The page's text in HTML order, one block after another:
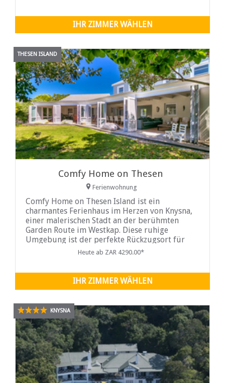
alle, die Entspannung und Abenteuer suchen.
IHR ZIMMER WÄHLEN
THESEN ISLAND
Comfy Home on Thesen
Ferienwohnung
Comfy Home on Thesen Island ist ein
charmantes Ferienhaus im Herzen von Knysna,
einer malerischen Stadt an der berühmten
Garden Route im Westkap. Diese ruhige
Umgebung ist der perfekte Rückzugsort für
alle, die sich entspannen und die friedliche
bis zu 6 Gäste. Es verfügt über
Heute ab ZAR 4290.00*
IHR ZIMMER WÄHLEN
KNYSNA